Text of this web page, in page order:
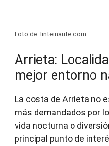
Foto de: linternaute.com
Arrieta:
mejor entorno
La costa de Arrieta no
más demandados por
vida nocturna o
principal punto de